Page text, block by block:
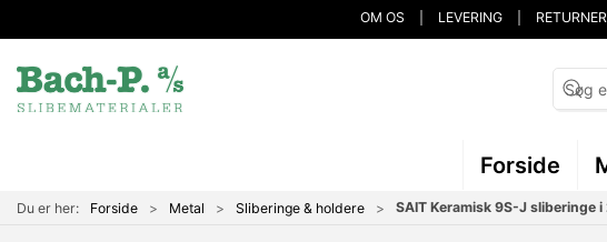
OM OS LEVERING
Forside
Du er her: Forside Metal Sliberinge & holdere SAIT Keramisk 9S-J sliberinge